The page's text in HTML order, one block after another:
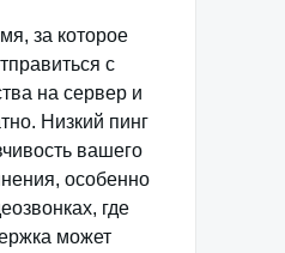
за которое
с
на сервер и
Низкий пинг
вашего
особенно
где
может